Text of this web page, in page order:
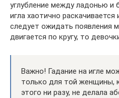
углубление между ладонью и
игла хаотично
следует ожидать появления
двигается по кругу, то
Важно! Гадание на игле
только для той женщины,
этого ни разу, не делала